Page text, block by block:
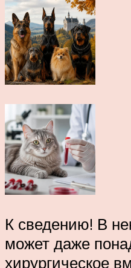
К сведению! В
может даже
хирургическое